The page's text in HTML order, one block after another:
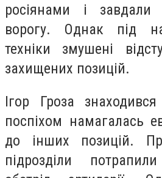
росіянами і
ворогу. Однак під
техніки змушені
захищених позицій.
Ігор Гроза
поспіхом намагалась
до інших позицій.
підрозділи